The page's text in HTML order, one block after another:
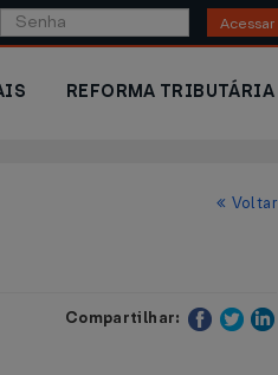
Acessar
REFORMA TRIBUTÁRIA
Voltar
Compartilhar: